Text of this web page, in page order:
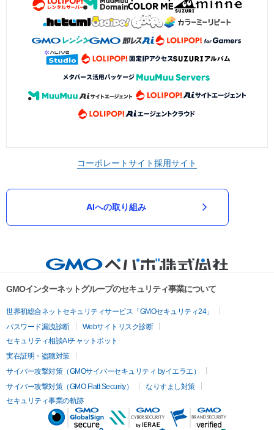
コーポレートサイト採用サイト
AIへの取り組み
GMOインターネットグループのセキュリティ事業について
世界初総合ネットセキュリティサービス「GMOセキュリティ24」
パスワード漏洩診断
Webサイトリスク診断
セキュリティ相談AIチャットボット
実在証明・盗聴対策
サイバー攻撃対策（GMOサイバーセキュリティ byイエラエ）
サイバー攻撃対策（GMO Flatt Security）
なりすまし対策
セキュリティ事業の軌跡